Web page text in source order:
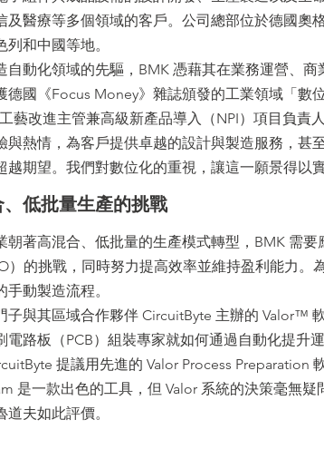
及醫療等多個領域的客戶。公司總部位於德國奧
列和中國等地。
自動化領域的先驅，BMK 憑藉其在業務運營、
德國《Focus Money》雜誌頒發的工業領域「數位
藝改進主管兼高級新產品導入（NPI）項目負責
與熱情，為客戶提供卓越的設計與製造服務，甚
越期望。我們對數位化的重視，讓這一願景得以實
低批量生產的挑戰
朝著高混合、低批量的生產模式轉型，BMK 需
）的挑戰，同時努力提高效率並維持盈利能力。
手動製造流程。
子與其區域合作夥伴 CircuitByte 主辦的 Valor™
電路板（PCB）組裝專家就如何通過自動化提升
提議用先進的 Valor Process Preparation
是一款出色的工具，但 Valor 系統的決策毫無
道夫如此評價。